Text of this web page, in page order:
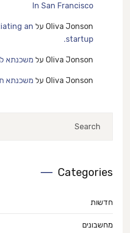
In San Francisco
Oliva Jonson על an
startup.
Oliva Jonson על משכנתא
Oliva Jonson על משכנתא
Categories
חדשות
מחשבונים